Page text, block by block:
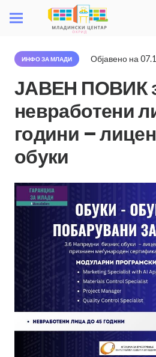
ИНФО ЗА МЛАДИ Објавено на
ЈАВЕН ПОВИК
невработени
години –
обуки